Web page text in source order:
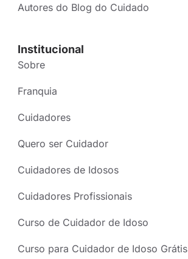
Autores do Blog do Cuidado
Institucional
Sobre
Franquia
Cuidadores
Quero ser Cuidador
Cuidadores de Idosos
Cuidadores Profissionais
Curso de Cuidador de Idoso
Curso para Cuidador de Idoso Grátis